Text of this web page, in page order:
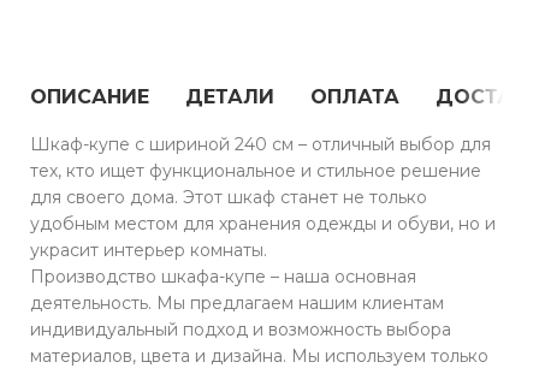
ОПИСАНИЕ ДЕТАЛИ ОПЛАТА
Шкаф-купе с шириной 240 см – отличный выбор для
тех, кто ищет функциональное и стильное решение
для своего дома. Этот шкаф станет не только
удобным местом для хранения одежды и обуви, но и
украсит интерьер комнаты.
Производство шкафа-купе – наша основная
деятельность. Мы предлагаем нашим клиентам
индивидуальный подход и возможность выбора
материалов, цвета и дизайна. Мы используем только